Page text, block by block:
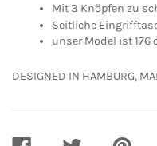
Mit 3 Knöpfen zu
Seitliche
unser Model ist 176
DESIGNED IN HAMBURG,